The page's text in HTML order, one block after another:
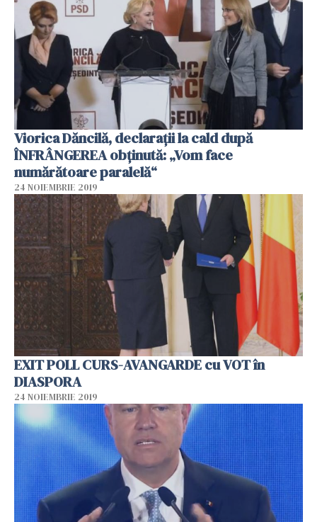
Viorica Dăncilă, declarații la cald după
ÎNFRÂNGEREA obținută: „Vom face
numărătoare paralelă“
24 NOIEMBRIE 2019
EXIT POLL CURS-AVANGARDE cu VOT în
DIASPORA
24 NOIEMBRIE 2019